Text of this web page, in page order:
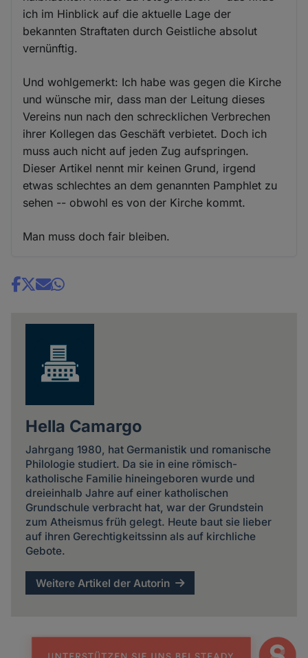
ich im Hinblick auf die aktuelle Lage der
bekannten Straftaten durch Geistliche absolut
vernünftig.
Und wohlgemerkt: Ich habe was gegen die Kirche
und wünsche mir, dass man der Leitung dieses
Vereins nun nach den schrecklichen Verbrechen
ihrer Kollegen das Geschäft verbietet. Doch ich
muss auch nicht auf jeden Zug aufspringen.
Dieser Artikel nennt mir keinen Grund, irgend
etwas schlechtes an dem genannten Pamphlet zu
sehen -- obwohl es von der Kirche kommt.
Man muss doch fair bleiben.
Share
Hella Camargo
Jahrgang 1980, hat Germanistik und romanische
Philologie studiert. Da sie in eine römisch-
katholische Familie hineingeboren wurde und
dreieinhalb Jahre auf einer katholischen
Grundschule verbracht hat, war der Grundstein
zum Atheismus früh gelegt. Heute baut sie lieber
auf ihren Gerechtigkeitssinn als auf kirchliche
Gebote.
Weitere Artikel der Autorin